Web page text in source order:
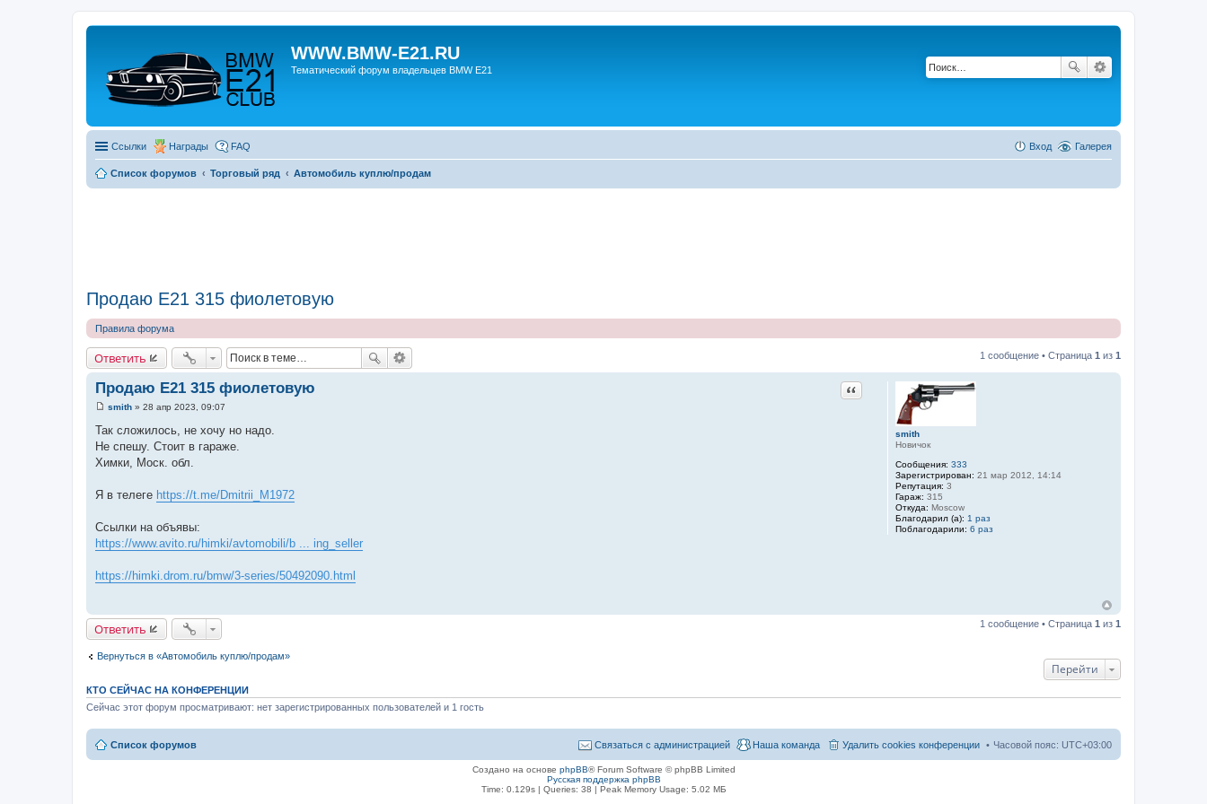
WWW.BMW-E21.RU
Тематический форум владельцев BMW E21
Ссылки Награды Галерея
FAQ Вход
Список форумов Торговый ряд Автомобиль куплю/продам
Продаю Е21 315 фиолетовую
Правила форума
Ответить 1 сообщение • Страница 1 из 1
smith
Новичок
Сообщения: 333
Зарегистрирован: 21 мар 2012, 14:14
Репутация: 3
Гараж: 315
Откуда: Moscow
Благодарил (а): 1 раз
Поблагодарили: 6 раз
Продаю Е21 315 фиолетовую Цитата
о
б
е
е
smith » 28 апр 2023, 09:07
Так сложилось, не хочу но надо.
Не спешу. Стоит в гараже.
Химки, Моск. обл.
Я в телеге https://t.me/Dmitrii_M1972
Ссылки на объявы:
https://www.avito.ru/himki/avtomobili/b ... ing_seller
https://himki.drom.ru/bmw/3-series/50492090.html
Ответить 1 сообщение • Страница 1 из 1
Вернуться в «Автомобиль куплю/продам»
Перейти
КТО СЕЙЧАС НА КОНФЕРЕНЦИИ
Сейчас этот форум просматривают: нет зарегистрированных пользователей и 1 гость
Список форумов Часовой пояс: UTC+03:00
Удалить cookies конференции
Наша команда
Связаться с администрацией
Создано на основе phpBB® Forum Software © phpBB Limited
Русская поддержка phpBB
Time: 0.129s| Queries: 38 | Peak Memory Usage: 5.02 МБ